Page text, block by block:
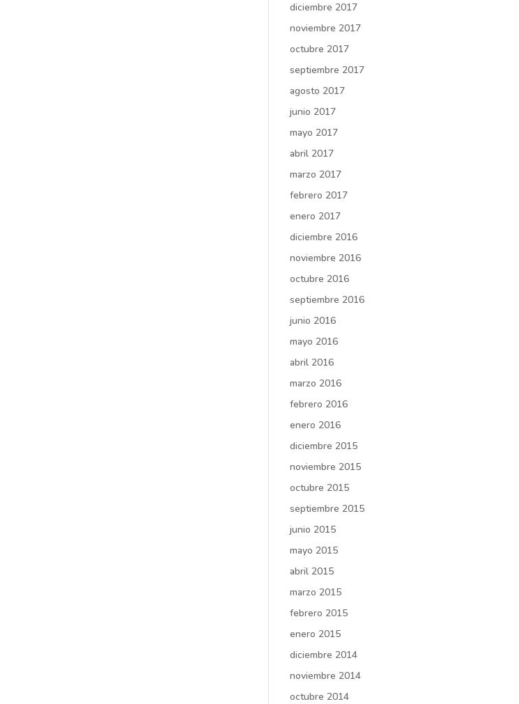
diciembre 2017
noviembre 2017
octubre 2017
septiembre 2017
agosto 2017
junio 2017
mayo 2017
abril 2017
marzo 2017
febrero 2017
enero 2017
diciembre 2016
noviembre 2016
octubre 2016
septiembre 2016
junio 2016
mayo 2016
abril 2016
marzo 2016
febrero 2016
enero 2016
diciembre 2015
noviembre 2015
octubre 2015
septiembre 2015
junio 2015
mayo 2015
abril 2015
marzo 2015
febrero 2015
enero 2015
diciembre 2014
noviembre 2014
octubre 2014